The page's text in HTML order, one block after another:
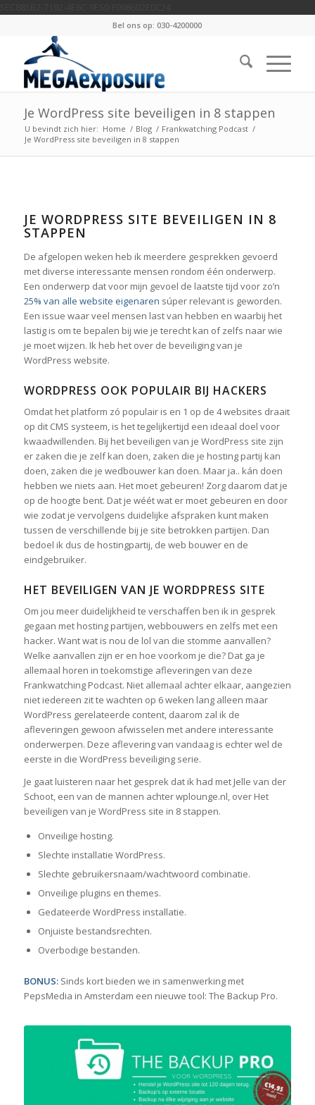
Bel ons op: 030-4200000
Je WordPress site beveiligen in 8 stappen
U bevindt zich hier: Home / Blog / Frankwatching Podcast /
Je WordPress site beveiligen in 8 stappen
JE WORDPRESS SITE BEVEILIGEN IN 8
STAPPEN
De afgelopen weken heb ik meerdere gesprekken gevoerd
met diverse interessante mensen rondom één onderwerp.
Een onderwerp dat voor mijn gevoel de laatste tijd voor zo’n
25% van alle website eigenaren súper relevant is geworden.
Een issue waar veel mensen last van hebben en waarbij het
lastig is om te bepalen bij wie je terecht kan of zelfs naar wie
je moet wijzen. Ik heb het over de beveiliging van je
WordPress website.
WORDPRESS OOK POPULAIR BIJ HACKERS
Omdat het platform zó populair is en 1 op de 4 websites draait
op dit CMS systeem, is het tegelijkertijd een ideaal doel voor
kwaadwillenden. Bij het beveiligen van je WordPress site zijn
er zaken die je zelf kan doen, zaken die je hosting partij kan
doen, zaken die je wedbouwer kan doen. Maar ja.. kán doen
hebben we niets aan. Het moet gebeuren! Zorg daarom dat je
op de hoogte bent. Dat je wéét wat er moet gebeuren en door
wie zodat je vervolgens duidelijke afspraken kunt maken
tussen de verschillende bij je site betrokken partijen. Dan
bedoel ik dus de hostingpartij, de web bouwer en de
eindgebruiker.
HET BEVEILIGEN VAN JE WORDPRESS SITE
Om jou meer duidelijkheid te verschaffen ben ik in gesprek
gegaan met hosting partijen, webbouwers en zelfs met een
hacker. Want wat is nou de lol van die stomme aanvallen?
Welke aanvallen zijn er en hoe voorkom je die? Dat ga je
allemaal horen in toekomstige afleveringen van deze
Frankwatching Podcast. Niet allemaal achter elkaar, aangezien
niet iedereen zit te wachten op 6 weken lang alleen maar
WordPress gerelateerde content, daarom zal ik de
afleveringen gewoon afwisselen met andere interessante
onderwerpen. Deze aflevering van vandaag is echter wel de
eerste in die WordPress beveiliging serie.
Je gaat luisteren naar het gesprek dat ik had met Jelle van der
Schoot, een van de mannen achter wplounge.nl, over Het
beveiligen van je WordPress site in 8 stappen.
Onveilige hosting.
Slechte installatie WordPress.
Slechte gebruikersnaam/wachtwoord combinatie.
Onveilige plugins en themes.
Gedateerde WordPress installatie.
Onjuiste bestandsrechten.
Overbodige bestanden.
BONUS: Sinds kort bieden we in samenwerking met
PepsMedia in Amsterdam een nieuwe tool: The Backup Pro.